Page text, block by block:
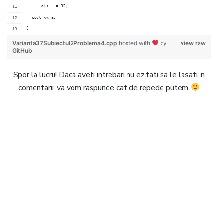
      a[i] -= 32;
  cout << a;
}
view raw
Varianta37Subiectul2Problema4.cpp hosted with
by
GitHub
Spor la lucru! Daca aveti intrebari nu ezitati sa le lasati in
comentarii, va vom raspunde cat de repede putem